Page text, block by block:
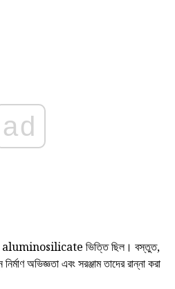
ad
aluminosilicate ভিত্তি ছিল। বস্তুত,
অভিজ্ঞতা এবং সরঞ্জাম তাদের রান্না করা